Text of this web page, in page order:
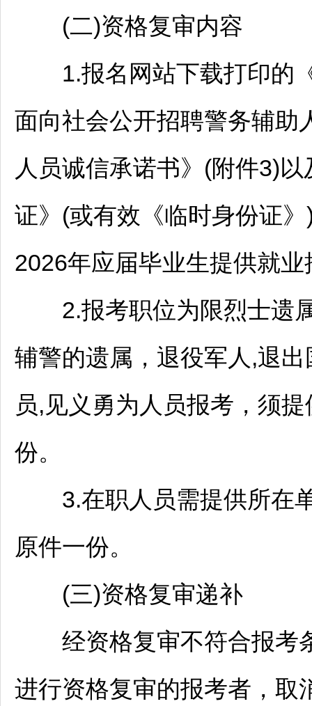
(二)资格复审内容
1.报名网站下载打印的
面向社会公开招聘警务辅助
人员诚信承诺书》(附件3)
证》(或有效《临时身份证
2026年应届毕业生提供就
2.报考职位为限烈士遗属
辅警的遗属，退役军人,退
员,见义勇为人员报考，须
份。
3.在职人员需提供所在单
原件一份。
(三)资格复审递补
经资格复审不符合报考
进行资格复审的报考者，取